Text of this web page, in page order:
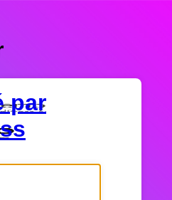
par